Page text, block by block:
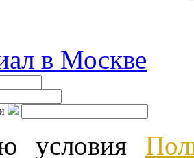
в Москве
условия